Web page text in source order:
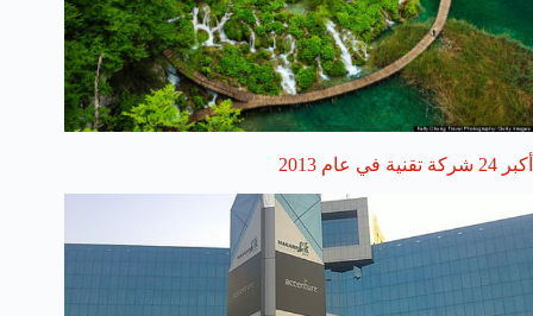
أكبر 24 شركة تقنية في عام 2013